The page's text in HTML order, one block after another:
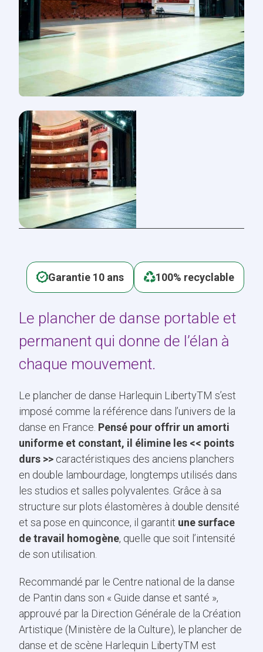
Le plancher de danse portable et
permanent qui donne de l’élan à
chaque mouvement.
Le plancher de danse Harlequin LibertyTM s’est
imposé comme la référence dans l’univers de la
danse en France. Pensé pour offrir un amorti
uniforme et constant, il élimine les << points
durs >> caractéristiques des anciens planchers
en double lambourdage, longtemps utilisés dans
les studios et salles polyvalentes. Grâce à sa
structure sur plots élastomères à double densité
et sa pose en quinconce, il garantit une surface
de travail homogène, quelle que soit l’intensité
de son utilisation.
Recommandé par le Centre national de la danse
de Pantin dans son « Guide danse et santé »,
approuvé par la Direction Générale de la Création
Artistique (Ministère de la Culture), le plancher de
danse et de scène Harlequin LibertyTM est
Garantie 10 ans 100% recyclable